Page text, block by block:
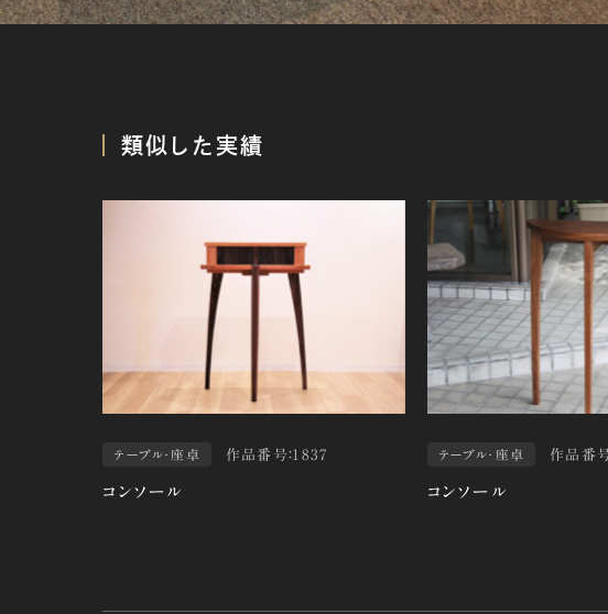
類似した実績
テーブル・座卓 作品番号：1837
コンソール
テーブル・座卓 作品番
コンソール